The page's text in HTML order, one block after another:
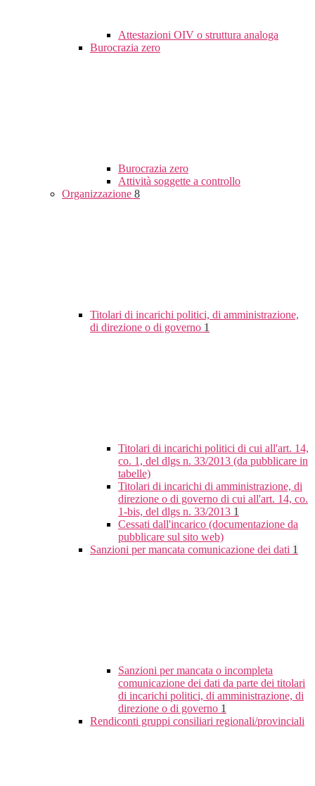
Attestazioni OIV o struttura analoga
Burocrazia zero
Burocrazia zero
Attività soggette a controllo
Organizzazione 8
Titolari di incarichi politici, di amministrazione,
di direzione o di governo 1
Titolari di incarichi politici di cui all'art. 14,
co. 1, del dlgs n. 33/2013 (da pubblicare in
tabelle)
Titolari di incarichi di amministrazione, di
direzione o di governo di cui all'art. 14, co.
1-bis, del dlgs n. 33/2013 1
Cessati dall'incarico (documentazione da
pubblicare sul sito web)
Sanzioni per mancata comunicazione dei dati 1
Sanzioni per mancata o incompleta
comunicazione dei dati da parte dei titolari
di incarichi politici, di amministrazione, di
direzione o di governo 1
Rendiconti gruppi consiliari regionali/provinciali